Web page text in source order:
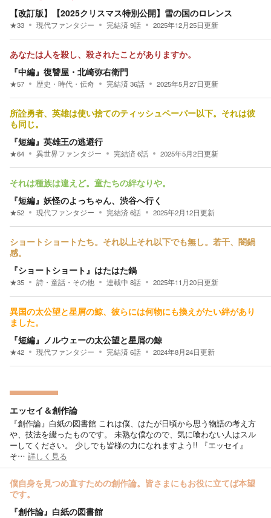
【改訂版】【2025クリスマス特別公開】雪の国のロレンス
★33 現代ファンタジー 完結済9話 2025年12月25日更新
あなたは人を殺し、殺されたことがありますか。
『中編』復讐屋・北崎弥右衛門
★57 歴史・時代・伝奇 完結済36話 2025年5月27日更新
所詮勇者、英雄は使い捨てのティッシュペーパー以下。それは彼
も同じ。
『短編』英雄王の逃避行
★64 異世界ファンタジー 完結済6話 2025年5月2日更新
それは種族は違えど。童たちの絆なりや。
『短編』妖怪のよっちゃん、渋谷へ行く
★52 現代ファンタジー 完結済6話 2025年2月12日更新
ショートショートたち。それ以上それ以下でも無し。若干、闇鍋
感。
『ショートショート』はたはた鍋
★35 詩・童話・その他 連載中 8話 2025年11月20日更新
異国の太公望と星屑の鯨、彼らには何物にも換えがたい絆があり
ました。
『短編』ノルウェーの太公望と星屑の鯨
★42 現代ファンタジー 完結済6話 2024年8月24日更新
エッセイ＆創作論
『創作論』白紙の図書館 これは僕、はたが日頃から思う物語の考え方
や、技法を綴ったものです。 未熟な僕なので、気に喰わない人はスル
ーしてください。 少しでも皆様の力になれますよう!! 『エッセイ』
そ… 詳しく見る
僕自身を見つめ直すための創作論。皆さまにもお役に立てば本望
です。
『創作論』白紙の図書館